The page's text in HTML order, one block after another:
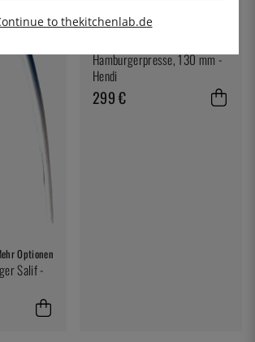
Optionen
Salif -
Hamburgerpresse, 130 mm -
Hendi
299 €
to thekitchenlab.de